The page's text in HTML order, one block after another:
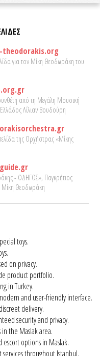
για τον Μίκη Θεοδωράκη του
από τη Μεγάλη Μουσική
Λίλιαν Βουδούρη
της Ορχήστρας «Μίκης
- ΟΔΗΓΟΣ», Παγκρήτιος
Μίκη Θεοδωράκη
toys.
on privacy.
product portfolio.
in Turkey.
and user-friendly interface.
delivery.
security and privacy.
the Maslak area.
options in Maslak.
services throughout Istanbul.